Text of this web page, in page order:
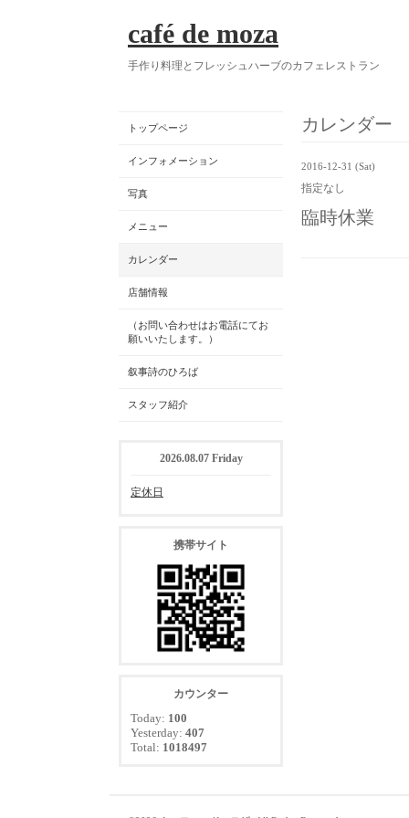
café de moza
手作り料理とフレッシュハーブのカフェレストラン
カレンダー
2016-12-31 (Sat)
指定なし
臨時休業
トップページ
インフォメーション
写真
メニュー
カレンダー
店舗情報
（お問い合わせはお電話にてお
願いいたします。）
叙事詩のひろば
スタッフ紹介
2026.08.07 Friday
定休日
携帯サイト
カウンター
Today: 100
Yesterday: 407
Total: 1018497